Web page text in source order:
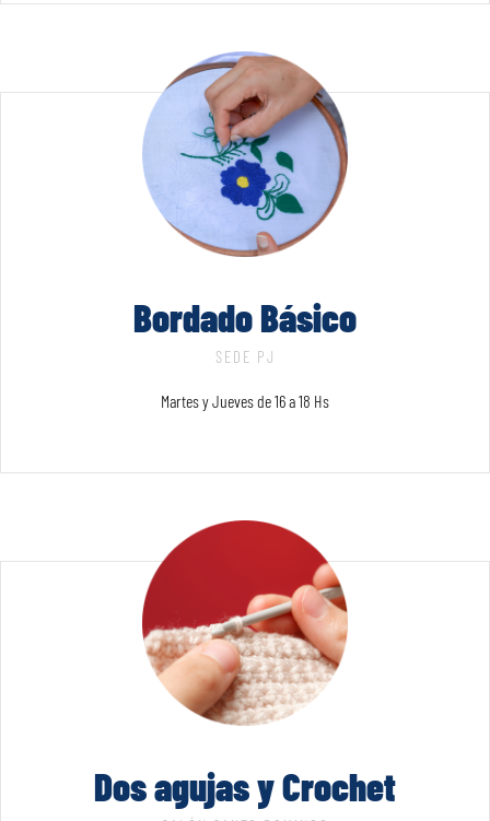
Bordado Básico
SEDE PJ
Martes y Jueves de 16 a 18 Hs
Dos agujas y Crochet